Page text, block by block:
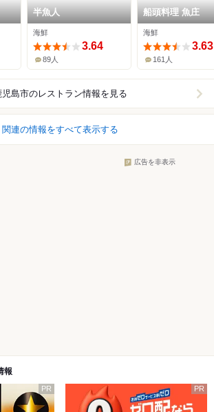
半魚人
海鮮
3.64
89人
船頭料理 魚庄
海鮮
3.63
161人
児島市のレストラン情報を見る
関連の情報をすべて表示する
広告を非表示
報
PR PR